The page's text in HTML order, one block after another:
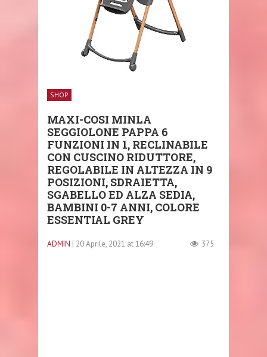
SHOP
MAXI-COSI MINLA
SEGGIOLONE PAPPA 6
FUNZIONI IN 1, RECLINABILE
CON CUSCINO RIDUTTORE,
REGOLABILE IN ALTEZZA IN 9
POSIZIONI, SDRAIETTA,
SGABELLO ED ALZA SEDIA,
BAMBINI 0-7 ANNI, COLORE
ESSENTIAL GREY
ADMIN | 20 Aprile, 2021 at 16:49 375